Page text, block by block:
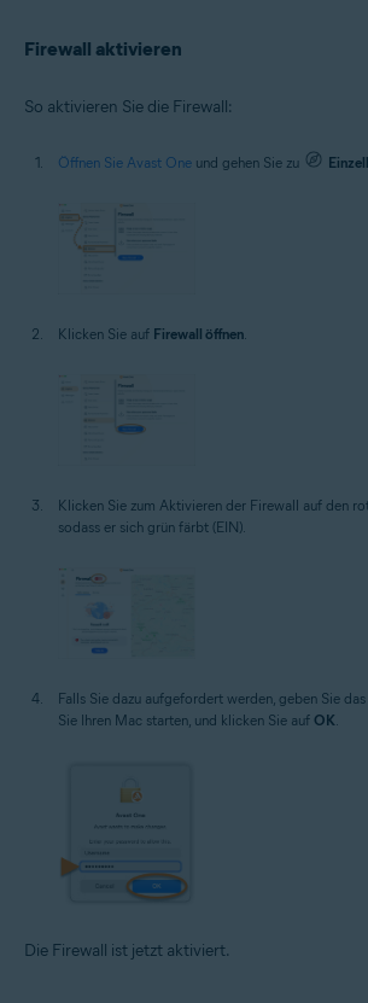
Apple macOS 10.13.x (High Sierra)
Firewall aktivieren
So aktivieren Sie die Firewall:
Öffnen Sie Avast One und gehen Sie zu
Klicken Sie auf Firewall öffnen.
Klicken Sie zum Aktivieren der Firewall auf den
sodass er sich grün färbt (EIN).
Falls Sie dazu aufgefordert werden, geben Sie
Sie Ihren Mac starten, und klicken Sie auf OK.
Die Firewall ist jetzt aktiviert.